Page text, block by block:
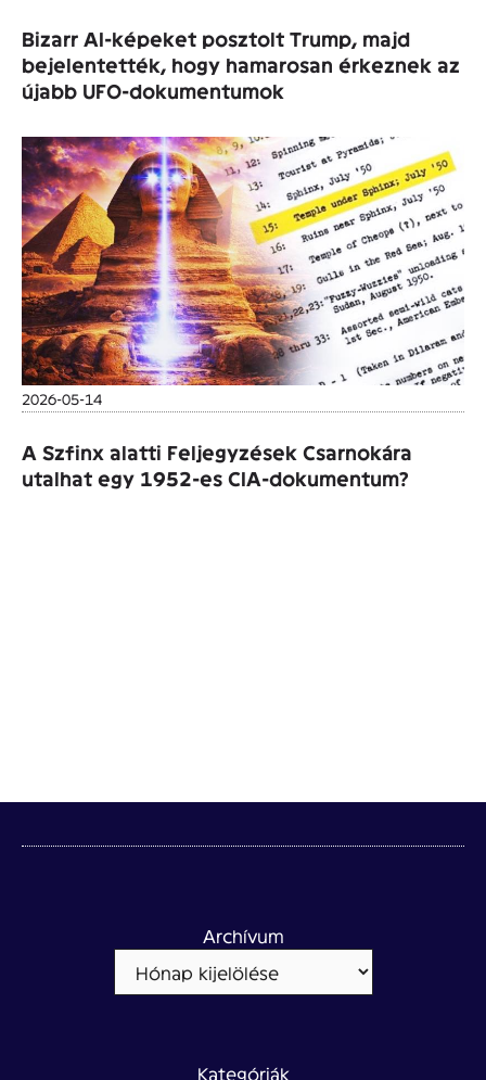
Bizarr AI-képeket posztolt Trump, majd
bejelentették, hogy hamarosan érkeznek az
újabb UFO-dokumentumok
2026-05-14
A Szfinx alatti Feljegyzések Csarnokára
utalhat egy 1952-es CIA-dokumentum?
Archívum
Kategóriák